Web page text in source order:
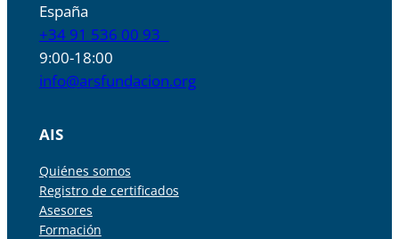
España
+34 91 536 00 93
9:00-18:00
info@arsfundacion.org
AIS
Quiénes somos
Registro de certificados
Asesores
Formación